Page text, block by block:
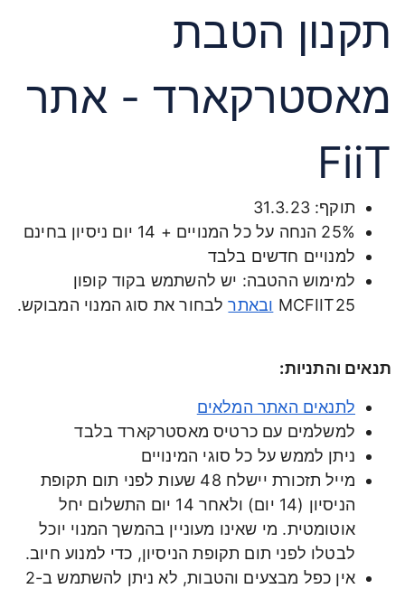
תקנון הטבת
מאסטרקארד - אתר
FiiT
תוקף: 31.3.23
25% הנחה על כל המנויים + 14 יום ניסיון בחינם
למנויים חדשים בלבד
למימוש ההטבה: יש להשתמש בקוד קופון
MCFIIT25 ובאתרלבחור את סוג המנוי המבוקש.
תנאים והתניות:
לתנאים האתר המלאים
למשלמים עם כרטיס מאסטרקארד בלבד
ניתן לממש על כל סוגי המינויים
מייל תזכורת יישלח 48 שעות לפני תום תקופת
הניסיון (14 יום) ולאחר 14 יום התשלום יחל
אוטומטית. מי שאינו מעוניין בהמשך המנוי יוכל
לבטלו לפני תום תקופת הניסיון, כדי למנוע חיוב.
אין כפל מבצעים והטבות, לא ניתן להשתמש ב-2